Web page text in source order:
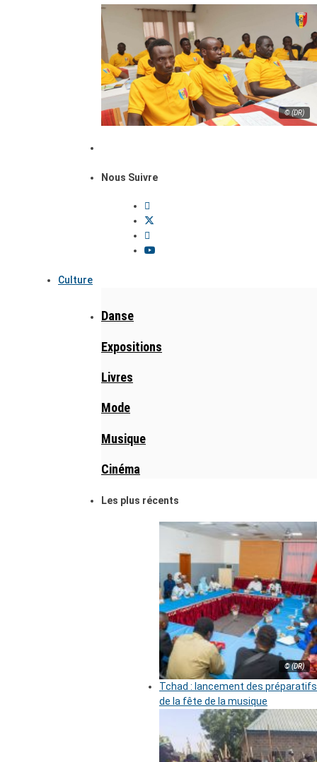
© (DR)
Nous Suivre
Culture
Danse
Expositions
Livres
Mode
Musique
Cinéma
Les plus récents
© (DR)
Tchad : lancement des préparatifs
de la fête de la musique